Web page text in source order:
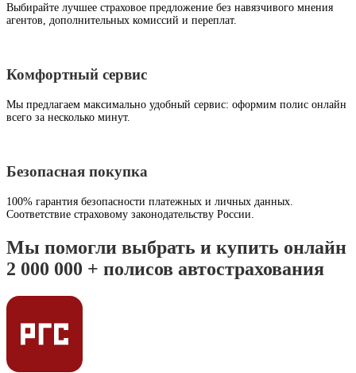
Выбирайте лучшее страховое предложение без навязчивого мнения
агентов, дополнительных комиссий и переплат.
Комфортный сервис
Мы предлагаем максимально удобный сервис: оформим полис онлайн
всего за несколько минут.
Безопасная покупка
100% гарантия безопасности платежных и личных данных.
Соответствие страховому законодательству России.
Мы помогли выбрать и купить онлайн
2 000 000 + полисов автострахования